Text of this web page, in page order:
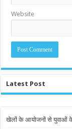
Website
Latest Post
खेलों के आयोजनों से युवाओं के